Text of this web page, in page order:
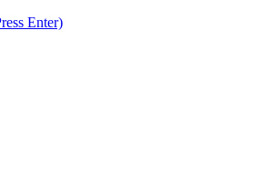
Enter)